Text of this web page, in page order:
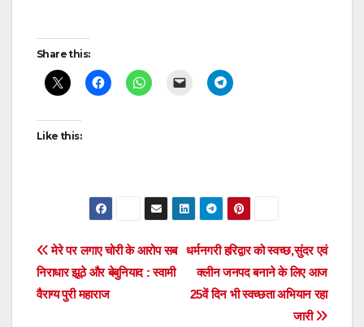
Post
navigation
Share this:
Like this:
Post
navigation
धर्मनगरी हरिद्वार को स्वच्छ,सुंदर एवं
क्लीन जनपद बनाने के लिए आज
25वें दिन भी स्वच्छता अभियान रहा
जारी
मेरे पर लगाए चोरी के आरोप सब
निराधार झूठे और बेबुनियाद : स्वामी
वैराग्य पुरी महाराज